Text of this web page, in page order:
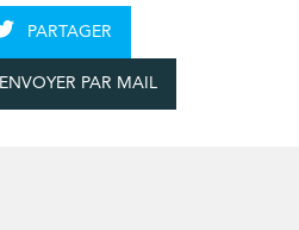
PARTAGER
ENVOYER PAR MAIL